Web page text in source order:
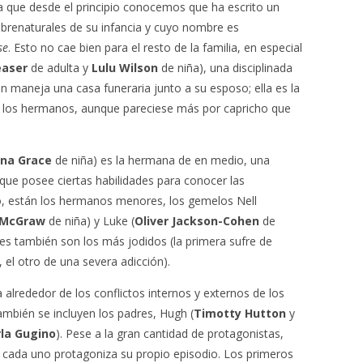
desde el principio conocemos que ha escrito un
de su infancia y cuyo nombre es
. Esto no cae bien para el resto de la familia, en especial
de adulta y Lulu Wilson de niña), una disciplinada
maneja una casa funeraria junto a su esposo; ella es la
hermanos, aunque pareciese más por capricho que
Grace de niña) es la hermana de en medio, una
posee ciertas habilidades para conocer las
están los hermanos menores, los gemelos Nell
de niña) y Luke (Oliver Jackson-Cohen de
también son los más jodidos (la primera sufre de
otro de una severa adicción).
alrededor de los conflictos internos y externos de los
se incluyen los padres, Hugh (Timotty Hutton y
Gugino). Pese a la gran cantidad de protagonistas,
uno protagoniza su propio episodio. Los primeros